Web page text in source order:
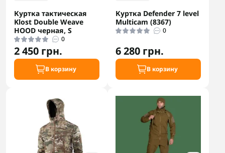
Куртка тактическая
Klost Double Weave
HOOD черная, S
0
2 450 грн.
В корзину
Куртка Defender 7 level
Multicam (8367)
0
6 280 грн.
В корзину